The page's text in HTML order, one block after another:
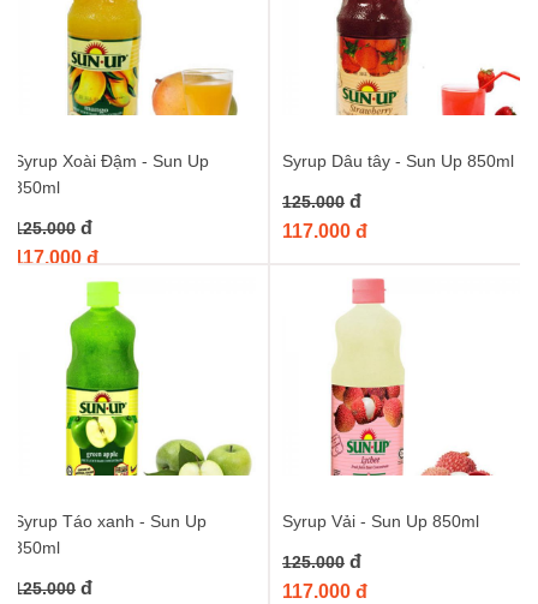
Cách sử dụng Syrup Dứa Sun Up
Việc sử dụng Syrup Dứa Sun Up vô cùng đơn giản. Bạn có thể
pha chế theo tỉ lệ tùy thích để tạo ra hương vị phù hợp nhất với
khẩu vị của mình. Dưới đây là một vài gợi ý:
lượng syrup dứa vừa đủ và đá. Thêm vài lát dứa tươi để
trang trí và tăng thêm hương vị.
Đá xay dứa:
Xay nhuyễn đá viên cùng với sữa tươi, sữa
đặc và syrup dứa. Bạn có thể thêm kem tươi hoặc trái cây
khác để món đá xay thêm phần hấp dẫn.
Mocktail dứa:
Kết hợp syrup dứa với nước cốt chanh,
nước ép cam hoặc soda để tạo ra những ly mocktail tươi
mát và đầy màu sắc.
Mua Syrup Dứa Sun Up ở đâu?
Để sở hữu ngay hương vị dứa nhiệt đới tuyệt vời này, bạn có thể
đặt muaSyrup Dứa - Sun Up 850ml
tại website
hãng, chất lượng với mức giá tốt nhất. Đừng chần chừ, hãy thêm
ngay hương vị dứa thơm lừng vào bộ sưu tập nguyên liệu pha
chế của bạn!
Syrup Xoài Đậm - Sun Up
850ml
125.000 đ
117.000 đ
Syrup Dâu tây - Sun Up 850ml
125.000 đ
117.000 đ
Syrup Táo xanh - Sun Up
850ml
125.000 đ
Syrup Vải - Sun Up 850ml
125.000 đ
117.000 đ